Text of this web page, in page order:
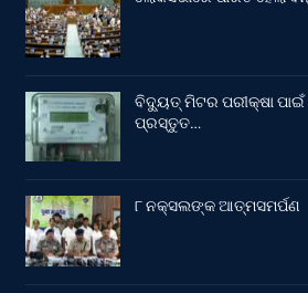
ବିଦ୍ୟୁତ୍ ମିଟର ପରୀକ୍ଷା
ପ୍ରସ୍ତୁତ…
୮ ନକ୍ସଲଙ୍କ ଆତ୍ମସମର୍ପଣ